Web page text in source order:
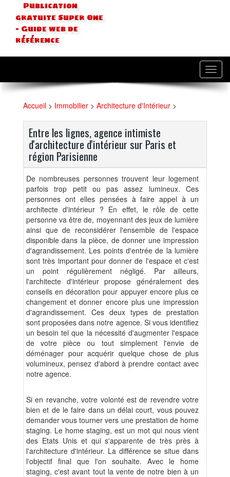
Publication
gratuite Super One
- Guide web de
référence
Accueil > Immobilier > Architecture d'Intérieur >
Entre les lignes, agence intimiste
d'architecture d'intérieur sur Paris et
région Parisienne
De nombreuses personnes trouvent leur logement
parfois trop petit ou pas assez lumineux. Ces
personnes ont elles pensées à faire appel à un
architecte d'intérieur ? En effet, le rôle de cette
personne va être de, moyennant des jeux de lumière
ainsi que de reconsidérer l'ensemble de l'espace
disponible dans la pièce, de donner une impression
d'agrandissement. Les points d'entrée de la lumière
sont très important pour donner de l'espace et c'est
un point régulièrement négligé. Par ailleurs,
l'architecte d'intérieur propose généralement des
conseils en décoration pour appuyer encore plus ce
changement et donner encore plus une impression
d'agrandissement. Ces deux types de prestation
sont proposées dans notre agence. Si vous identifiez
un besoin tel que la nécessité d'augmenter l'espace
de votre pièce ou tout simplement l'envie de
déménager pour acquérir quelque chose de plus
volumineux, pensez d'abord à prendre contact avec
notre agence.
Si en revanche, votre volonté est de revendre votre
bien et de le faire dans un délai court, vous pouvez
demander vous tourner vers une prestation de home
staging. Le home staging, est un mot qui nous vient
des Etats Unis et qui s'apparente de très près à
l'architecture d'intérieur. La différence se situe dans
l'objectif final que l'on souhaite. Avec le home
staging, c'est avant tout la vente de notre bien à un